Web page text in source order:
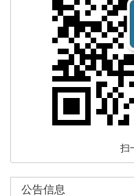
扫
公告信息